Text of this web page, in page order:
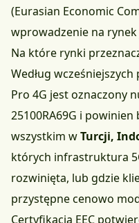
(Eurasian Economic
wprowadzenie na
Na które rynki
Według
Pro 4G jest oznaczony
25100RA69G i
wszystkim wTurcji,
których infrastruktura
rozwinięta, lub gdzie
przystępne cenowo
Certyfikacja EEC